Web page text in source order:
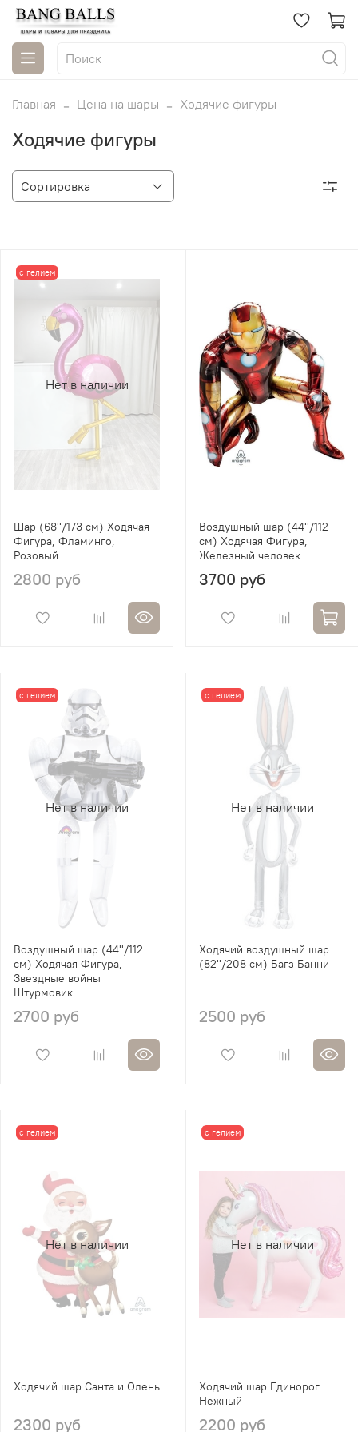
Главная Цена на шары Ходячие фигуры
Ходячие фигуры
Нет в наличии
с гелием
Шар (68''/173 см) Ходячая
Фигура, Фламинго,
Розовый
2800 руб
Воздушный шар (44''/112
см) Ходячая Фигура,
Железный человек
3700 руб
Нет в наличии
с гелием
Воздушный шар (44''/112
см) Ходячая Фигура,
Звездные войны
Штурмовик
2700 руб
Нет в наличии
с гелием
Ходячий воздушный шар
(82''/208 см) Багз Банни
2500 руб
Нет в наличии
с гелием
Ходячий шар Санта и Олень
2300 руб
Нет в наличии
с гелием
Ходячий шар Единорог
Нежный
2200 руб